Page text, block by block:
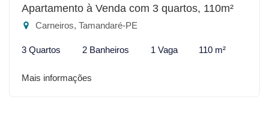
Apartamento à Venda com 3 quartos, 110m²
Carneiros, Tamandaré-PE
3 Quartos 2 Banheiros 1 Vaga 110 m²
Mais informações